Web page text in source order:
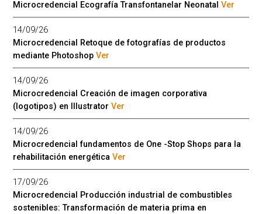
Microcredencial Ecografía Transfontanelar NeonatalVer
14/09/26
Microcredencial Retoque de fotografías de productos
mediante PhotoshopVer
14/09/26
Microcredencial Creación de imagen corporativa
(logotipos) en IllustratorVer
14/09/26
Microcredencial fundamentos de One -Stop Shops para la
rehabilitación energéticaVer
17/09/26
Microcredencial Producción industrial de combustibles
sostenibles: Transformación de materia prima en